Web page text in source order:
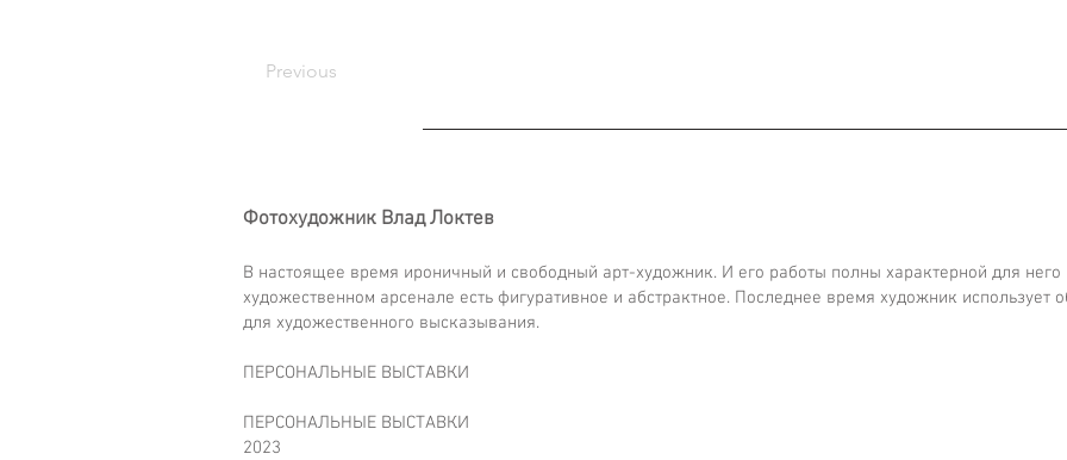
Previous
Фотохудожник Влад Локтев
В настоящее время ироничный и свободный арт-художник. И его работы полны характерной для него
художественном арсенале есть фигуративное и абстрактное. Последнее время художник использует
для художественного высказывания.
ПЕРСОНАЛЬНЫЕ ВЫСТАВКИ
ПЕРСОНАЛЬНЫЕ ВЫСТАВКИ
2023